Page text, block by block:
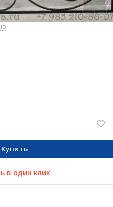
Купить
в один клик